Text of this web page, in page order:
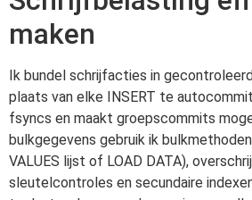
maken
Ik bundel schrijfacties in
plaats van elke INSERT te
fsyncs en maakt groepscommits
bulkgegevens gebruik ik
VALUES lijst of LOAD DATA),
sleutelcontroles en secundaire